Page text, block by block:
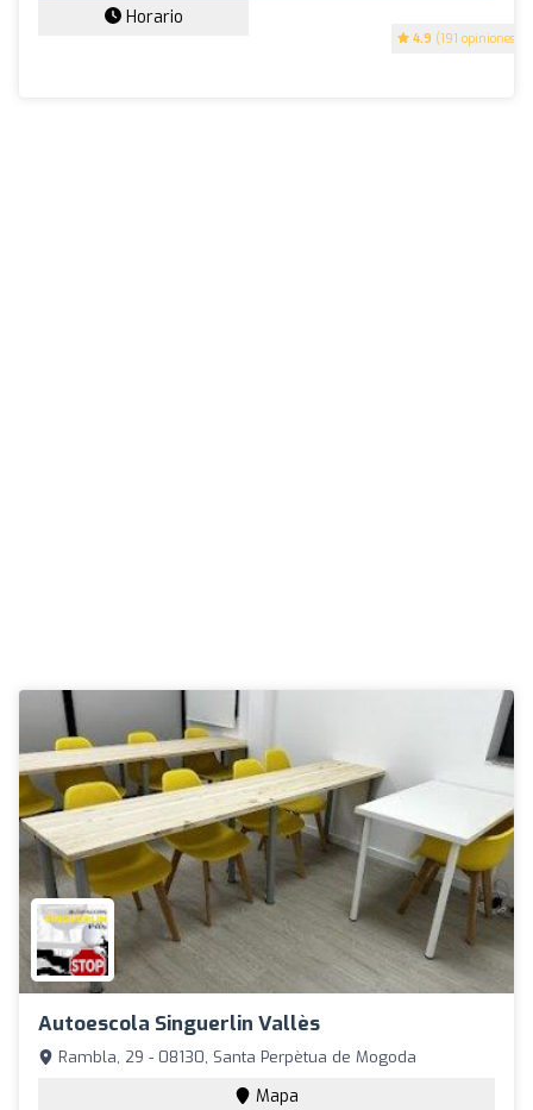
4.9 (191 opiniones)
Horario
Autoescola Singuerlin Vallès
Rambla, 29 - 08130, Santa Perpètua de Mogoda
Mapa